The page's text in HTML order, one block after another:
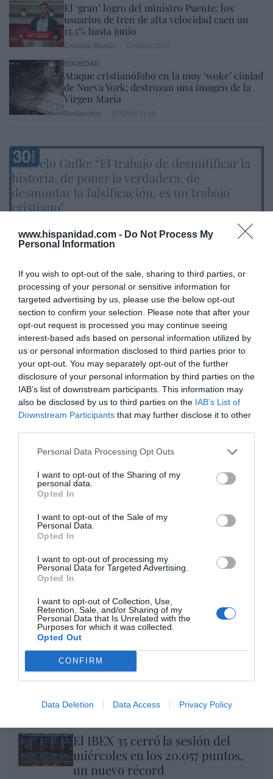
www.hispanidad.com - Do Not Process My
Personal Information
If you wish to opt-out of the sale, sharing to third parties, or
processing of your personal or sensitive information for
targeted advertising by us, please use the below opt-out
section to confirm your selection. Please note that after your
opt-out request is processed you may continue seeing
interest-based ads based on personal information utilized by
us or personal information disclosed to third parties prior to
your opt-out. You may separately opt-out of the further
disclosure of your personal information by third parties on the
IAB’s list of downstream participants. This information may
also be disclosed by us to third parties on the IAB’s List of
Downstream Participants that may further disclose it to other
Personal Data Processing Opt Outs
I want to opt-out of the Sharing of my
personal data.
Opted In
I want to opt-out of the Sale of my
Personal Data.
Opted In
I want to opt-out of processing my
Personal Data for Targeted Advertising.
Opted In
I want to opt-out of Collection, Use,
Retention, Sale, and/or Sharing of my
Personal Data that Is Unrelated with the
Purposes for which it was collected.
Opted Out
CONFIRM
Data Deletion Data Access Privacy Policy
El ‘gran’ logro del ministro Puente: los
usuarios de tren de alta velocidad caen un
15,5% hasta junio
SOCIEDAD
Ataque cristianófobo en la muy ‘woke’ ciudad
de Nueva York: destrozan una imagen de la
Virgen María
Marcelo Gullo: “El trabajo de desmitificar la
historia, de poner la verdadera, de
desmontar la falsificación, es un trabajo
cristiano"
por Hispanidad
Artículos anteriores
DIARIO DE LA CORRUPCIÓN SANCHISTA
Diario de la corrupción sanchista. Hazte
Oír se manifiesta delante de La Mareta:
“Pedro Sánchez es un criminal”
por Redacción
Artículos anteriores
Opinión
Enormes minucias
por Eulogio López
Nokia, Ericsson... Huawei: lo que importan
son las patentes
Eulogio López
Isabel Pantoja pierde dos pleitos
con Hacienda por 700.000
euros... suma y sigue
Eulogio López
El IBEX 35 cerró la sesión del
miércoles en los 20.057 puntos,
un nuevo récord